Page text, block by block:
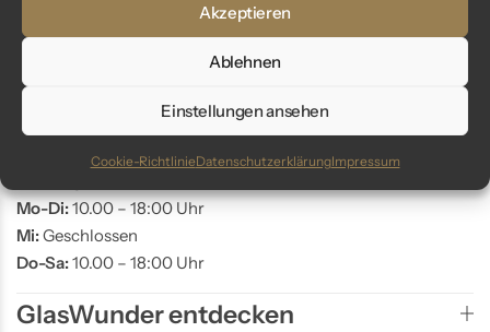
Akzeptieren
Ablehnen
Einstellungen ansehen
Cookie-RichtlinieDatenschutzerklärungImpressum
Store Coburg
Adresse:
96450 Coburg
Mo-Di:10.00 – 18:00 Uhr
Mi:Geschlossen
Do-Sa:10.00 – 18:00 Uhr
GlasWunder entdecken